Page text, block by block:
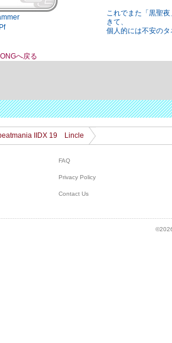
へ戻る
これでまた「黒聖
きて、
個人的には不安の
IIDX 19 Lincle
FAQ
Privacy Policy
Contact Us